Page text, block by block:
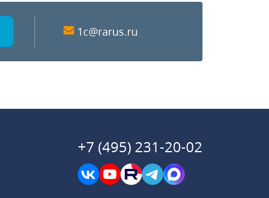
1c@rarus.ru
+7 (495) 231-20-02